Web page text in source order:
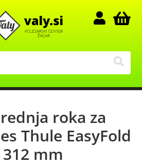
roka za
Thule EasyFold
312 mm